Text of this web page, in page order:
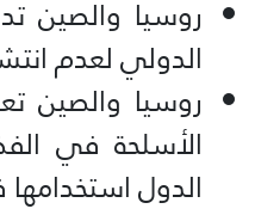
روسيا والصين
الدولي لعدم
روسيا والصين
الأسلحة في
الدول